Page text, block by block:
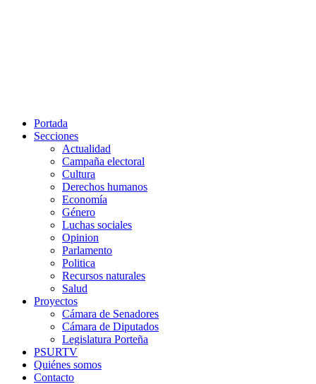
Portada
Secciones
Actualidad
Campaña electoral
Cultura
Derechos humanos
Economía
Género
Luchas sociales
Opinion
Parlamento
Politica
Recursos naturales
Salud
Proyectos
Cámara de Senadores
Cámara de Diputados
Legislatura Porteña
PSURTV
Quiénes somos
Contacto